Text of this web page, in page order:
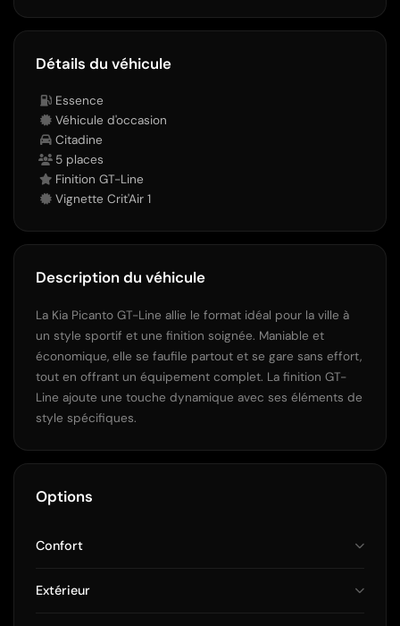
Détails du véhicule
Essence
Véhicule d'occasion
Citadine
5 places
Finition GT-Line
Vignette Crit'Air 1
Description du véhicule
La Kia Picanto GT-Line allie le format idéal pour la ville à
un style sportif et une finition soignée. Maniable et
économique, elle se faufile partout et se gare sans effort,
tout en offrant un équipement complet. La finition GT-
Line ajoute une touche dynamique avec ses éléments de
style spécifiques.
Options
Confort
Extérieur